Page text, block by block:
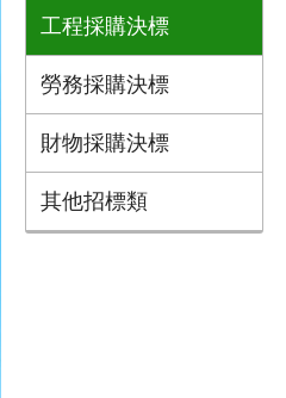
工程採購決標
勞務採購決標
財物採購決標
其他招標類